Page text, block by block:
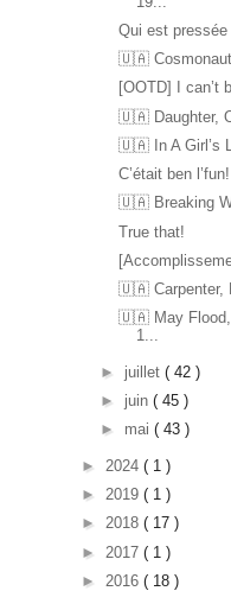
Qui est pressée
🇺🇦
[OOTD] I can’t
🇺🇦 Daughter,
🇺🇦 In A Girl’s
C’était ben
🇺🇦 Breaking
True that!
🇺🇦 Carpenter,
🇺🇦 May Flood,
1...
► juillet ( 42 )
► juin ( 45 )
► mai ( 43 )
► 2024 ( 1 )
► 2019 ( 1 )
► 2018 ( 17 )
► 2017 ( 1 )
► 2016 ( 18 )